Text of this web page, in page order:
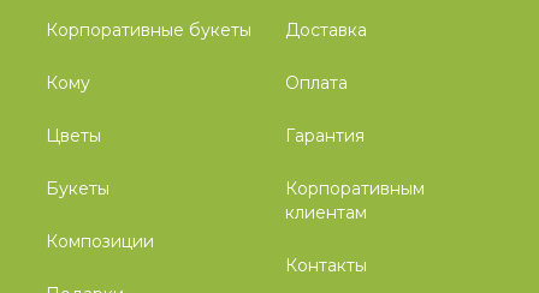
Корпоративные букеты
Кому
Цветы
Букеты
Композиции
Доставка
Оплата
Гарантия
Корпоративным
клиентам
Контакты